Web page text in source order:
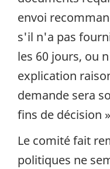
envoi
s'il n'a pas
les 60 jours, ou
explication
demande sera
fins de décision
Le comité fait
politiques ne